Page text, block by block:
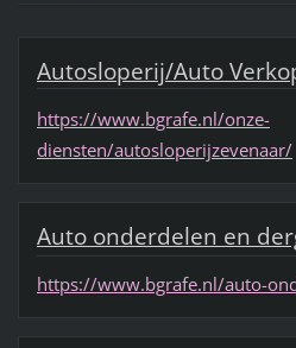
Autosloperij/Auto
https://www.bgrafe.nl/onze-
diensten/autosloperijzevenaar/
Auto onderdelen en
https://www.bgrafe.nl/auto-